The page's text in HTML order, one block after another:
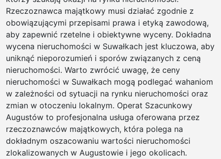
Rzeczoznawca majątkowy musi działać zgodnie z
obowiązującymi przepisami prawa i etyką zawodową,
aby zapewnić rzetelne i obiektywne wyceny. Dokładna
wycena nieruchomości w Suwałkach jest kluczowa, aby
uniknąć nieporozumień i sporów związanych z ceną
nieruchomości. Warto zwrócić uwagę, że ceny
nieruchomości w Suwałkach mogą podlegać wahaniom
w zależności od sytuacji na rynku nieruchomości oraz
zmian w otoczeniu lokalnym. Operat Szacunkowy
Augustów to profesjonalna usługa oferowana przez
rzeczoznawców majątkowych, która polega na
dokładnym oszacowaniu wartości nieruchomości
zlokalizowanych w Augustowie i jego okolicach.